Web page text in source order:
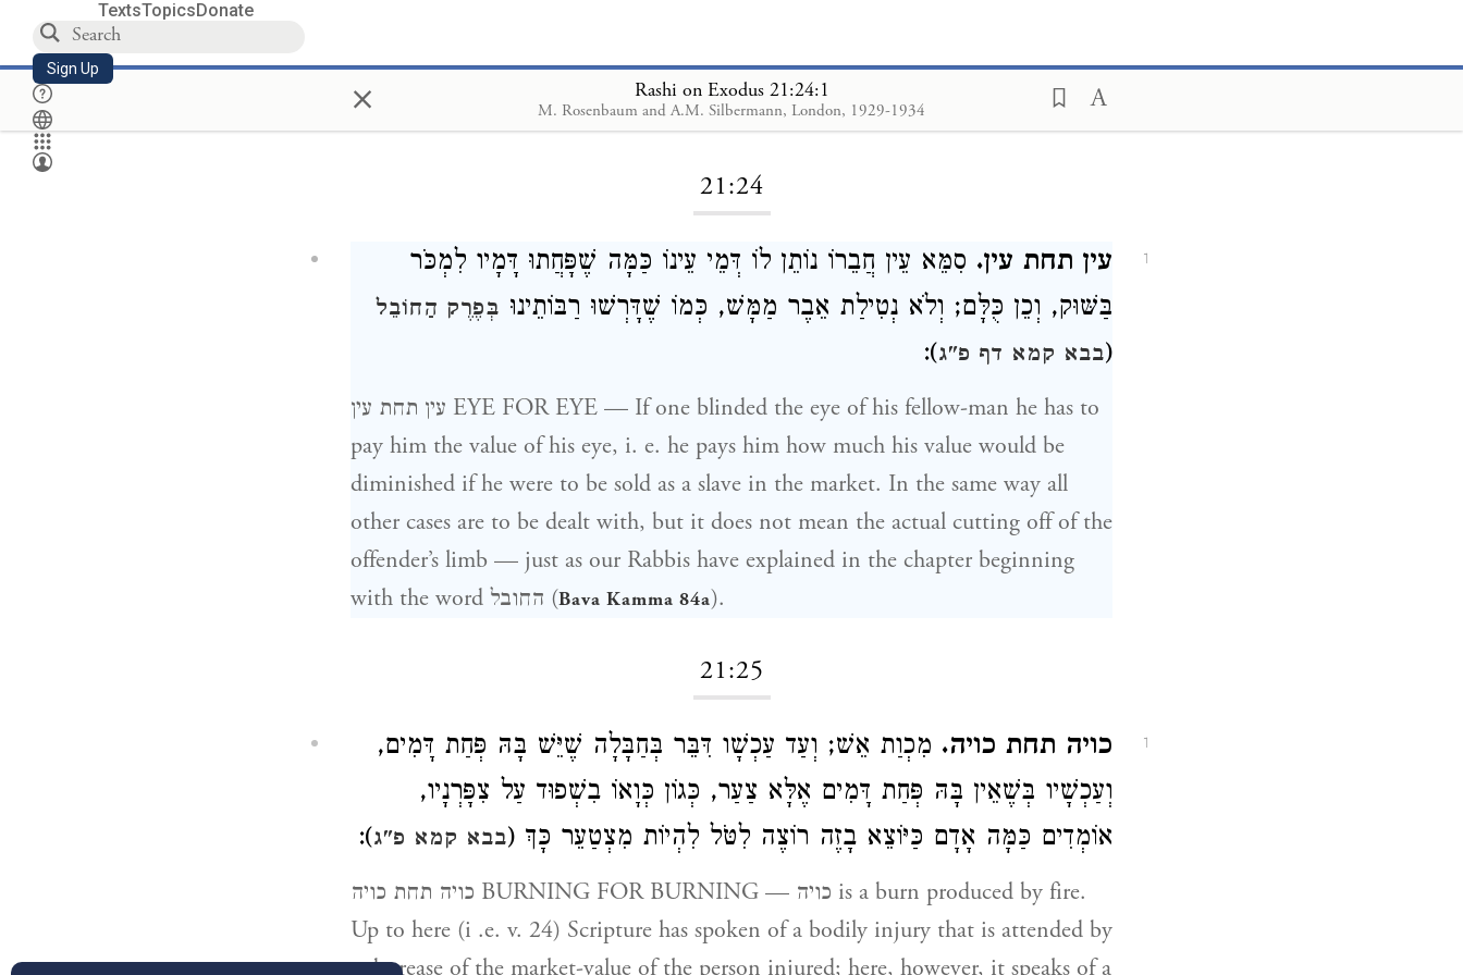
TextsTopicsDonate
Sign Up × Rashi on Exodus 21:24:1
M. Rosenbaum and A.M. Silbermann, London, 1929-1934
Loading...
21:24
1 עין תחת עין. סִמֵּא עֵין חֲבֵרוֹ נוֹתֵן לוֹ דְּמֵי עֵינוֹ כַּמָּה שֶׁפָּחֲתוּ דָּמָיו לִמְכֹּר
בַּשּׁוּק, וְכֵן כֻּלָּם; וְלֹא נְטִילַת אֵבֶר מַמָּשׁ, כְּמוֹ שֶׁדָּרְשׁוּ רַבּוֹתֵינוּ בְּפֶרֶק הַחוֹבֵל
(בבא קמא דף פ"ג):
עין תחת עין EYE FOR EYE — If one blinded the eye of his fellow-man he has to
pay him the value of his eye, i. e. he pays him how much his value would be
diminished if he were to be sold as a slave in the market. In the same way all
other cases are to be dealt with, but it does not mean the actual cutting off of the
offender’s limb — just as our Rabbis have explained in the chapter beginning
with the word החובל (Bava Kamma 84a).
21:25
1 כויה תחת כויה. מִכְוַת אֵשׁ; וְעַד עַכְשָׁו דִּבֵּר בְּחַבָּלָה שֶׁיֵּשׁ בָּהּ פְּחַת דָּמִים,
וְעַכְשָׁיו בְּשֶׁאֵין בָּהּ פְּחַת דָּמִים אֶלָּא צַעַר, כְּגוֹן כְּוָאוֹ בִשְׁפוּד עַל צִפָּרְנָיו,
אוֹמְדִים כַּמָּה אָדָם כַּיּוֹצֵא בָזֶה רוֹצֶה לִטֹּל לִהְיוֹת מִצְטַעֵר כָּךְ (בבא קמא פ"ג):
כויה תחת כויה BURNING FOR BURNING — כויה is a burn produced by fire.
Up to here (i .e. v. 24) Scripture has spoken of a bodily injury that is attended by
a decrease of the market-value of the person injured; here, however, it speaks of a